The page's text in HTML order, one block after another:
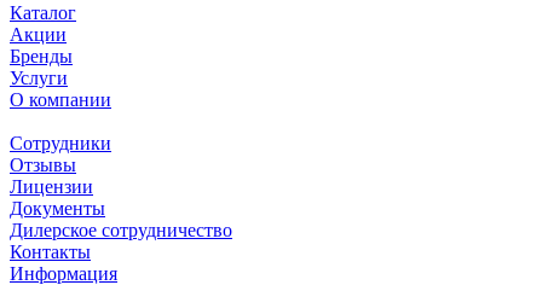
Каталог
Акции
Бренды
Услуги
О компании
Сотрудники
Отзывы
Лицензии
Документы
Дилерское сотрудничество
Контакты
Информация